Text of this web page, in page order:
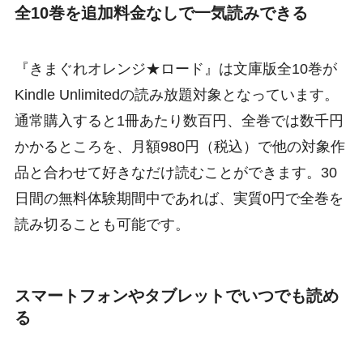
全10巻を追加料金なしで一気読みできる
『きまぐれオレンジ★ロード』は文庫版全10巻が
Kindle Unlimitedの読み放題対象となっています。
通常購入すると1冊あたり数百円、全巻では数千円
かかるところを、月額980円（税込）で他の対象作
品と合わせて好きなだけ読むことができます。30
日間の無料体験期間中であれば、実質0円で全巻を
読み切ることも可能です。
スマートフォンやタブレットでいつでも読め
る